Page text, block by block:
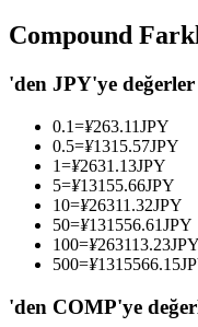
Kâr paylaşımı ve
Compound
'den JPY'ye
0.1=¥263.11JPY
0.5=¥1315.57JPY
1=¥2631.13JPY
5=¥13155.66JPY
10=¥26311.32JPY
50=¥131556.61JPY
100=¥263113.23JPY
500=¥1315566.15
'den COMP'ye